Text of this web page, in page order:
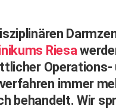
Krebs
Riesa
Operations-
immer
behandelt. Wir